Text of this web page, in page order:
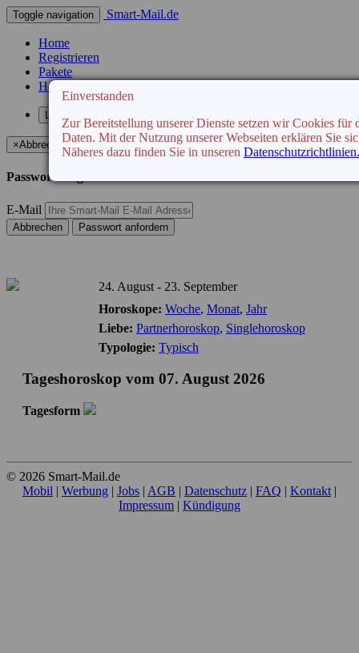
Toggle navigation Smart-Mail.de
Home
Registrieren
Pakete
Horoskop
Login
×Abbrechen
Passwort vergessen
E-Mail
Abbrechen Passwort anfordern
24. August - 23. September
Horoskope: Woche, Monat, Jahr
Liebe: Partnerhoroskop, Singlehoroskop
Typologie: Typisch
Tageshoroskop vom 07. August 2026
Tagesform
© 2026 Smart-Mail.de
Mobil | Werbung | Jobs | AGB | Datenschutz | FAQ | Kontakt |
Impressum | Kündigung
Einverstanden
Zur Bereitstellung unserer Dienste setzen wir Cookies für
Daten. Mit der Nutzung unserer Webseiten erklären Sie
Näheres dazu finden Sie in unseren Datenschutzrichtlinien.